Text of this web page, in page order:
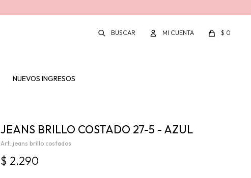
NUEVOS INGRESOS
$ 0
JEANS BRILLO COSTADO 27-5 - AZUL
jeans brillo costados
$ 2.290